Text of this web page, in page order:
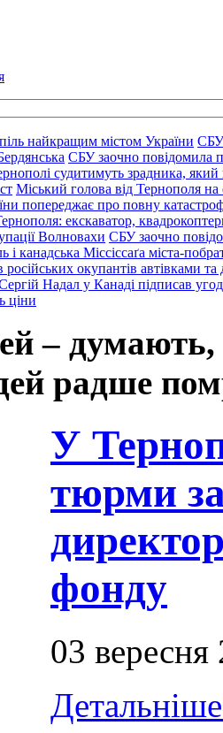
найкращим містом України СБУ
СБУ заочно повідомила
судитимуть зрадника, який
Міський голова від Тернополя
попереджає про повну
екскаватор,
Волновахи СБУ заочно
і канадська Міссіссаґа міста-
окупантів автівками
Надал у Канаді підписав
ціни
–
радше
У
тюрми
фонду
03 вересня